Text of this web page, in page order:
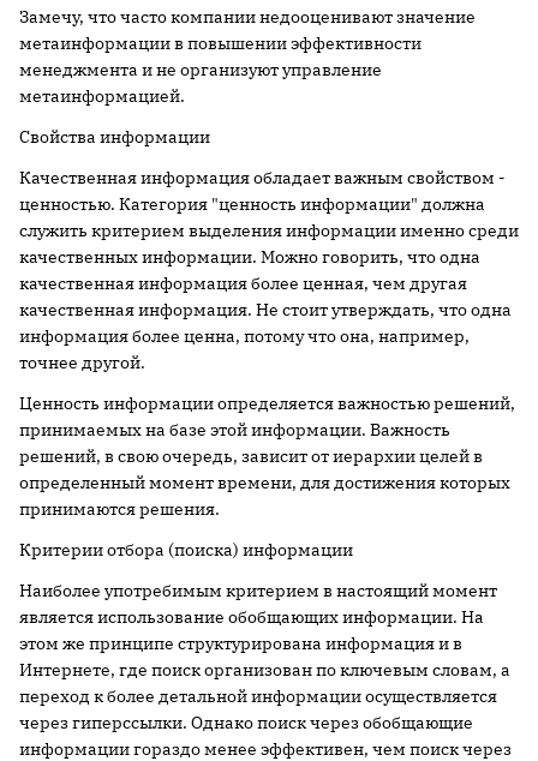
Замечу, что часто компании недооценивают значение
метаинформации в повышении эффективности
менеджмента и не организуют управление
метаинформацией.
Свойства информации
Качественная информация обладает важным свойством -
ценностью. Категория "ценность информации" должна
служить критерием выделения информации именно среди
качественных информации. Можно говорить, что одна
качественная информация более ценная, чем другая
качественная информация. Не стоит утверждать, что одна
информация более ценна, потому что она, например,
точнее другой.
Ценность информации определяется важностью решений,
принимаемых на базе этой информации. Важность
решений, в свою очередь, зависит от иерархии целей в
определенный момент времени, для достижения которых
принимаются решения.
Критерии отбора (поиска) информации
Наиболее употребимым критерием в настоящий момент
является использование обобщающих информации. На
этом же принципе структурирована информация и в
Интернете, где поиск организован по ключевым словам, а
переход к более детальной информации осуществляется
через гиперссылки. Однако поиск через обобщающие
информации гораздо менее эффективен, чем поиск через